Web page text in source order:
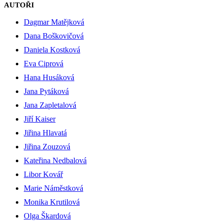
AUTOŘI
Dagmar Matějková
Dana Boškovičová
Daniela Kostková
Eva Ciprová
Hana Husáková
Jana Pytáková
Jana Zapletalová
Jiří Kaiser
Jiřina Hlavatá
Jiřina Zouzová
Kateřina Nedbalová
Libor Kovář
Marie Náměstková
Monika Krutilová
Olga Škardová